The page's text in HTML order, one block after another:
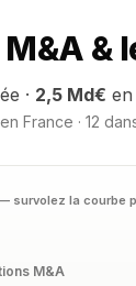
&
· 2,5 Md€
France · 12
survolez la courbe
M&A